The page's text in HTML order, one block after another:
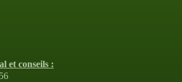
et conseils :